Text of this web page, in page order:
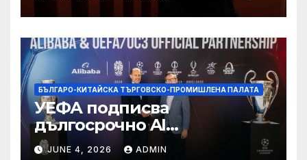
БЪЛГАРО-КИТАЙСКА ТЪРГОВСКО-ПРОМИШЛЕНА ПАЛАТА
УЕФА подписва
дългосрочно AI
партньорство с Alibaba
JUNE 4, 2026 ADMIN